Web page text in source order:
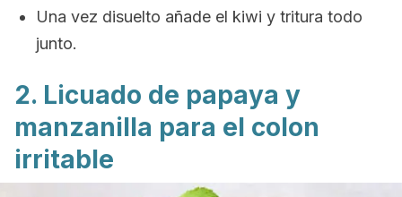
Una vez disuelto añade el kiwi y tritura todo
junto.
2. Licuado de papaya y
manzanilla para el colon
irritable